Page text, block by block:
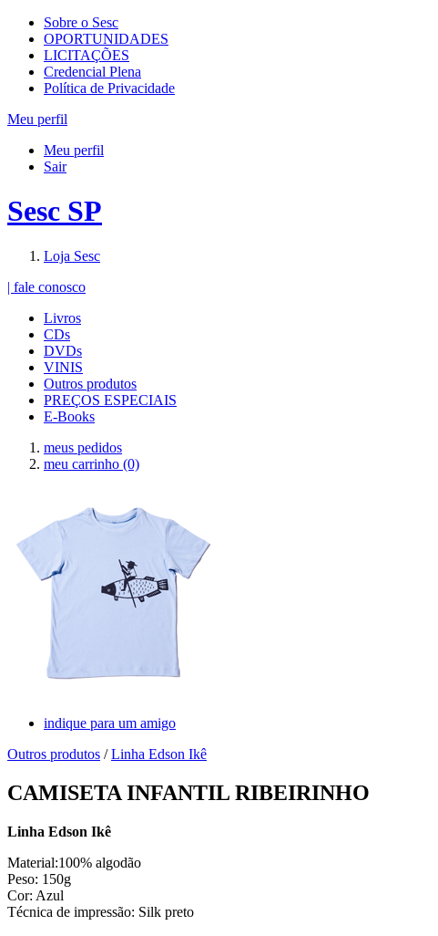
Sobre o Sesc
OPORTUNIDADES
LICITAÇÕES
Credencial Plena
Política de Privacidade
Meu perfil
Meu perfil
Sair
Sesc SP
Loja Sesc
| fale conosco
Livros
CDs
DVDs
VINIS
Outros produtos
PREÇOS ESPECIAIS
E-Books
meus pedidos
meu carrinho (0)
indique para um amigo
Outros produtos /Linha Edson Ikê
CAMISETA INFANTIL RIBEIRINHO
Linha Edson Ikê
Material:100% algodão
Peso: 150g
Cor: Azul
Técnica de impressão: Silk preto